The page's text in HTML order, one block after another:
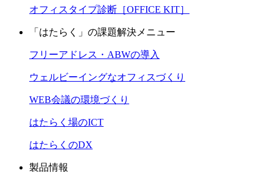
オフィスタイプ診断［OFFICE KIT］
「はたらく」の課題解決メニュー
フリーアドレス・ABWの導入
ウェルビーイングなオフィスづくり
WEB会議の環境づくり
はたらく場のICT
はたらくのDX
製品情報